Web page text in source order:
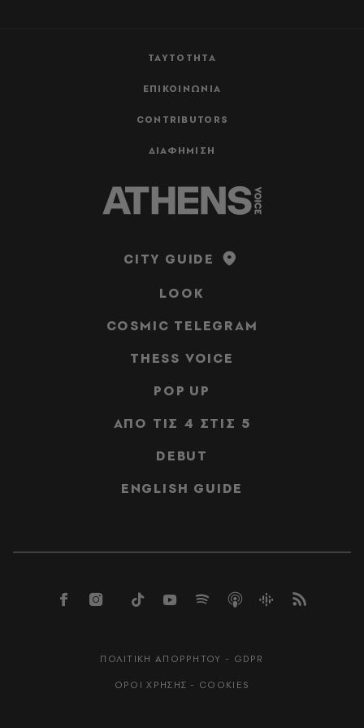
ΤΑΥΤΟΤΗΤΑ
ΕΠΙΚΟΙΝΩΝΙΑ
CONTRIBUTORS
ΔΙΑΦΗΜΙΣΗ
CITY GUIDE
LOOK
COSMIC TELEGRAM
THESS VOICE
POP UP
ΑΠΟ ΤΙΣ 4 ΣΤΙΣ 5
DEBUT
ENGLISH GUIDE
ΠΟΛΙΤΙΚΗ ΑΠΟΡΡΗΤΟΥ - GDPR
ΟΡΟΙ ΧΡΗΣΗΣ - COOKIES